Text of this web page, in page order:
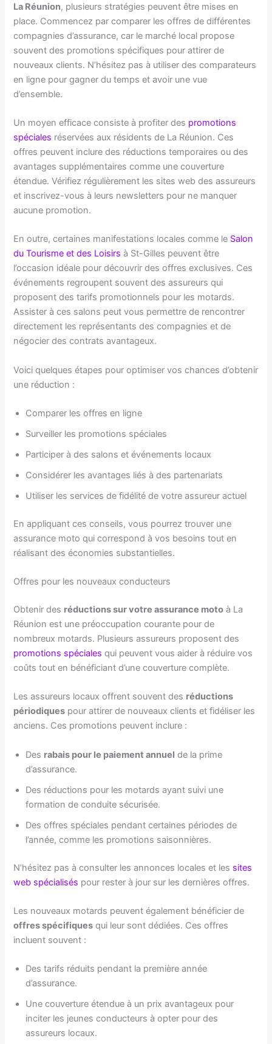
La Réunion, plusieurs stratégies peuvent être mises en
place. Commencez par comparer les offres de différentes
compagnies d’assurance, car le marché local propose
souvent des promotions spécifiques pour attirer de
nouveaux clients. N’hésitez pas à utiliser des comparateurs
en ligne pour gagner du temps et avoir une vue
d’ensemble.
Un moyen efficace consiste à profiter des promotions
spéciales réservées aux résidents de La Réunion. Ces
offres peuvent inclure des réductions temporaires ou des
avantages supplémentaires comme une couverture
étendue. Vérifiez régulièrement les sites web des assureurs
et inscrivez-vous à leurs newsletters pour ne manquer
aucune promotion.
En outre, certaines manifestations locales comme le Salon
du Tourisme et des Loisirs à St-Gilles peuvent être
l’occasion idéale pour découvrir des offres exclusives. Ces
événements regroupent souvent des assureurs qui
proposent des tarifs promotionnels pour les motards.
Assister à ces salons peut vous permettre de rencontrer
directement les représentants des compagnies et de
négocier des contrats avantageux.
Voici quelques étapes pour optimiser vos chances d’obtenir
une réduction :
Comparer les offres en ligne
Surveiller les promotions spéciales
Participer à des salons et événements locaux
Considérer les avantages liés à des partenariats
Utiliser les services de fidélité de votre assureur actuel
En appliquant ces conseils, vous pourrez trouver une
assurance moto qui correspond à vos besoins tout en
réalisant des économies substantielles.
Offres pour les nouveaux conducteurs
Obtenir des réductions sur votre assurance moto à La
Réunion est une préoccupation courante pour de
nombreux motards. Plusieurs assureurs proposent des
promotions spéciales qui peuvent vous aider à réduire vos
coûts tout en bénéficiant d’une couverture complète.
Les assureurs locaux offrent souvent des réductions
périodiques pour attirer de nouveaux clients et fidéliser les
anciens. Ces promotions peuvent inclure :
Des rabais pour le paiement annuel de la prime
d’assurance.
Des réductions pour les motards ayant suivi une
formation de conduite sécurisée.
Des offres spéciales pendant certaines périodes de
l’année, comme les promotions saisonnières.
N’hésitez pas à consulter les annonces locales et les sites
web spécialisés pour rester à jour sur les dernières offres.
Les nouveaux motards peuvent également bénéficier de
offres spécifiques qui leur sont dédiées. Ces offres
incluent souvent :
Des tarifs réduits pendant la première année
d’assurance.
Une couverture étendue à un prix avantageux pour
inciter les jeunes conducteurs à opter pour des
assureurs locaux.